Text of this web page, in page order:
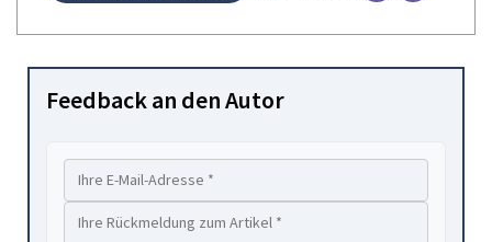
Feedback an den Autor